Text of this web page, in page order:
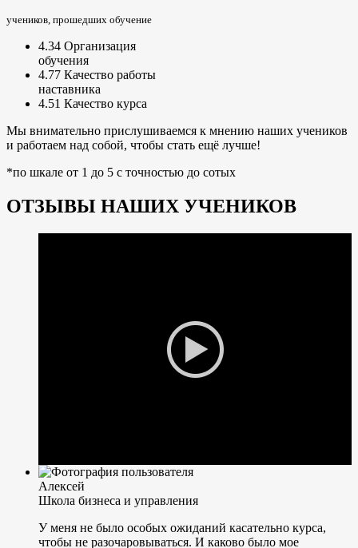
учеников, прошедших обучение
4.34 Организация
обучения
4.77 Качество работы
наставника
4.51 Качество курса
Мы внимательно прислушиваемся к мнению наших учеников
и работаем над собой, чтобы стать ещё лучше!
*по шкале от 1 до 5 с точностью до сотых
ОТЗЫВЫ НАШИХ УЧЕНИКОВ
Алексей
Школа бизнеса и управления
У меня не было особых ожиданий касательно курса,
чтобы не разочаровываться. И каково было мое